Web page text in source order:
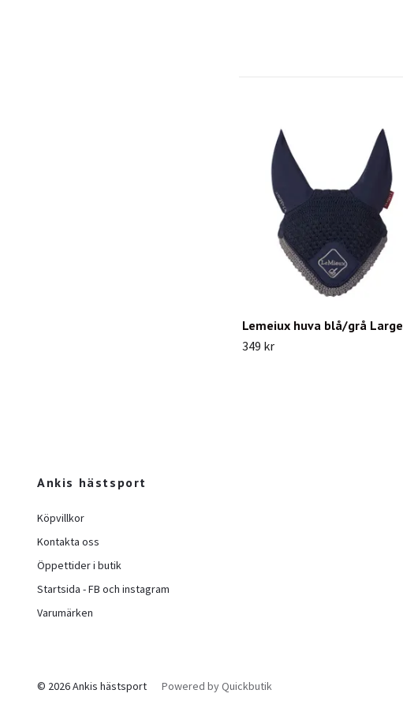
Lemeiux huva blå/grå Large
349 kr
Ankis hästsport
Köpvillkor
Kontakta oss
Öppettider i butik
Startsida - FB och instagram
Varumärken
© 2026 Ankis hästsport Powered by Quickbutik